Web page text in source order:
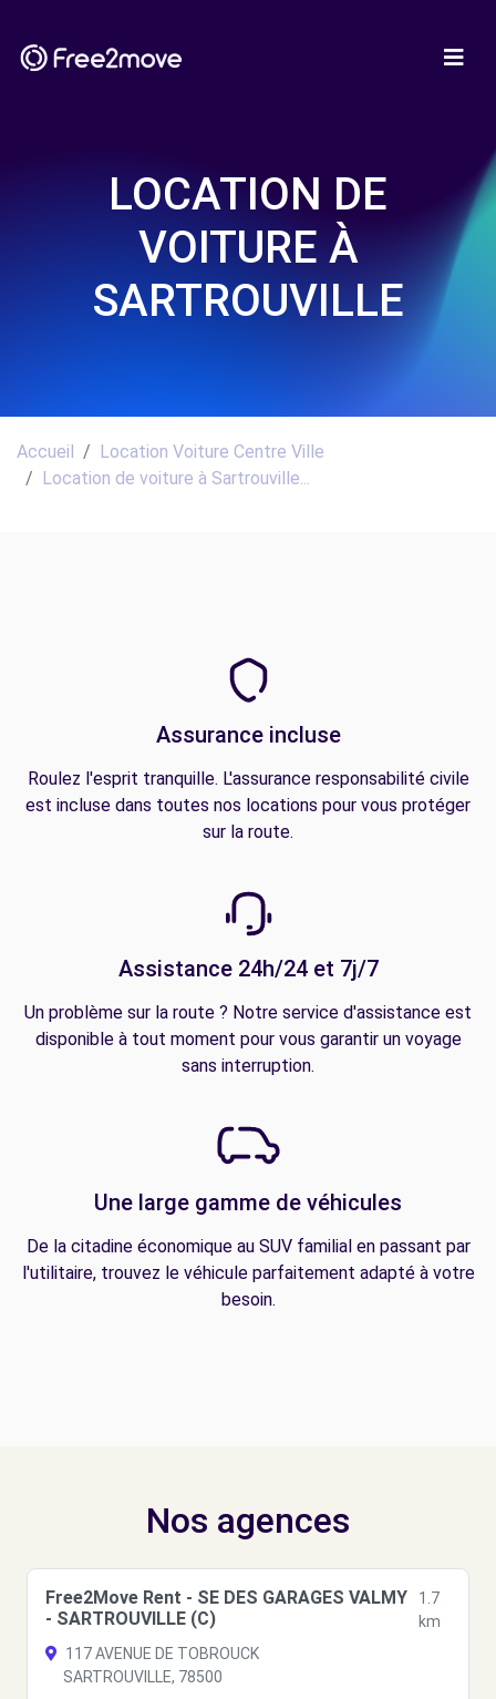
LOCATION DE
VOITURE À
SARTROUVILLE
Accueil
Location Voiture Centre Ville
Location de voiture à Sartrouville...
Assurance incluse
Roulez l'esprit tranquille. L'assurance responsabilité civile
est incluse dans toutes nos locations pour vous protéger
sur la route.
Assistance 24h/24 et 7j/7
Un problème sur la route ? Notre service d'assistance est
disponible à tout moment pour vous garantir un voyage
sans interruption.
Une large gamme de véhicules
De la citadine économique au SUV familial en passant par
l'utilitaire, trouvez le véhicule parfaitement adapté à votre
besoin.
Nos agences
Free2Move Rent - SE DES GARAGES VALMY
- SARTROUVILLE (C)
1.7
km
117 AVENUE DE TOBROUCK
SARTROUVILLE, 78500